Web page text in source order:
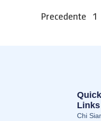
Precedente 1
Quick
Links
Chi